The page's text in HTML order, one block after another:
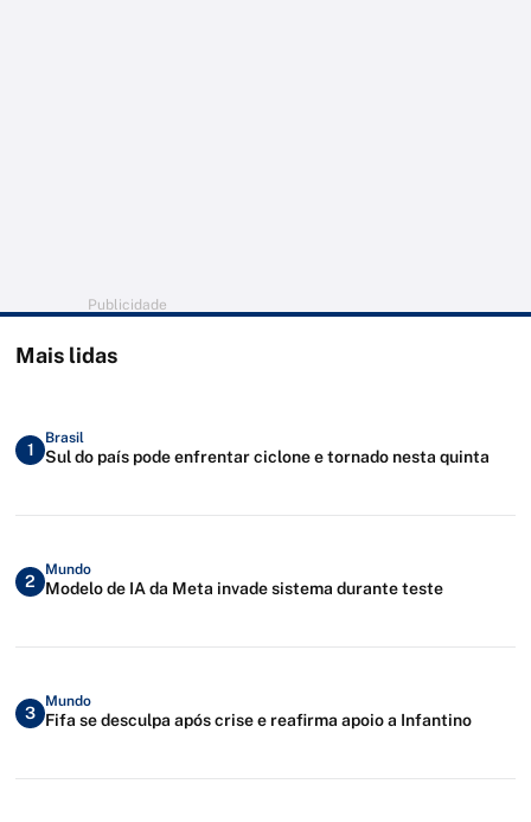
Publicidade
Mais lidas
1
Brasil
Sul do país pode enfrentar ciclone e tornado nesta quinta
2
Mundo
Modelo de IA da Meta invade sistema durante teste
3
Mundo
Fifa se desculpa após crise e reafirma apoio a Infantino